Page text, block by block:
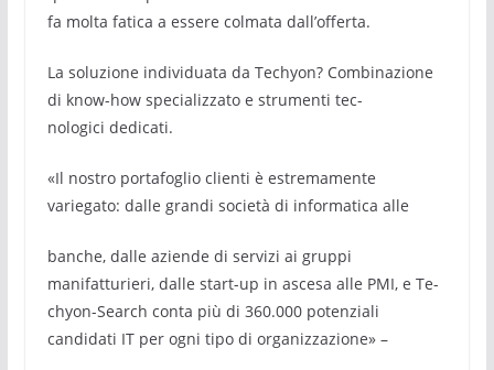
fa molta fatica a essere colmata dall’offerta.
La soluzione individuata da Techyon? Combinazione
di know-how specializzato e strumenti tec-
nologici dedicati.
«Il nostro portafoglio clienti è estremamente
variegato: dalle grandi società di informatica alle
banche, dalle aziende di servizi ai gruppi
manifatturieri, dalle start-up in ascesa alle PMI, e Te-
chyon-Search conta più di 360.000 potenziali
candidati IT per ogni tipo di organizzazione» –